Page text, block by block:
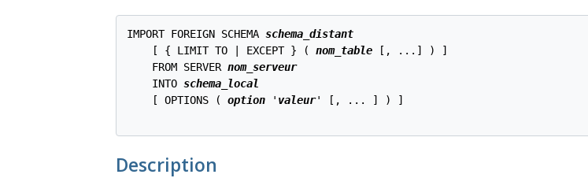
IMPORT FOREIGN SCHEMA schema_distant
    [ { LIMIT TO | EXCEPT } (
nom_table [, ...] ) ]
    FROM SERVER
nom_serveur
    INTO
schema_local
    [ OPTIONS (
option ' valeur' [, ... ] ) ]
Description